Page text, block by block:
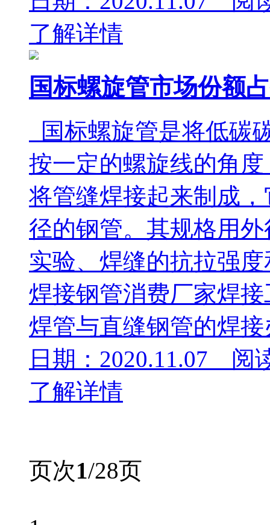
了解详情
国标螺旋管市场份额
国标螺旋管是将低碳
按一定的螺旋线的角
将管缝焊接起来制成
径的钢管。其规格用
实验、焊缝的抗拉强
焊接钢管消费厂家焊
焊管与直缝钢管的焊
日期：2020.11.07 阅
了解详情
页次1/28页